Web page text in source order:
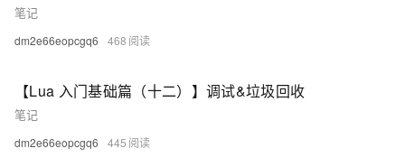
笔记
dm2e66eopcgq6 468
【Lua 入门基础篇（十二）】调试&垃圾回收
笔记
dm2e66eopcgq6 445